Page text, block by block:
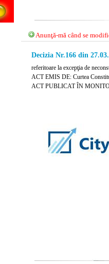
Anunţă-mă când se
Decizia Nr.166 din
referitoare la excepţia de
ACT EMIS DE: Curtea
ACT PUBLICAT ÎN